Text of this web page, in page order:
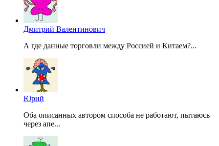
Дмитрий Валентинович
А где данные торговли между Россией и Китаем?...
Юрий
Оба описанных автором способа не работают, пытаюсь
через апе...